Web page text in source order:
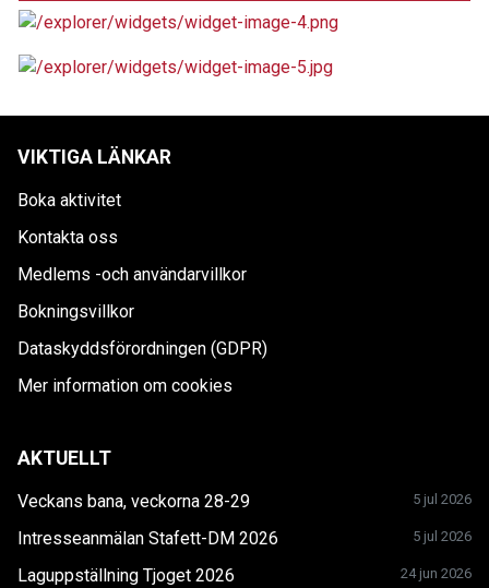
VIKTIGA LÄNKAR
Boka aktivitet
Kontakta oss
Medlems -och användarvillkor
Bokningsvillkor
Dataskyddsförordningen (GDPR)
Mer information om cookies
AKTUELLT
Veckans bana, veckorna 28-29 5 jul 2026
Intresseanmälan Stafett-DM 2026 5 jul 2026
Laguppställning Tjoget 2026 24 jun 2026